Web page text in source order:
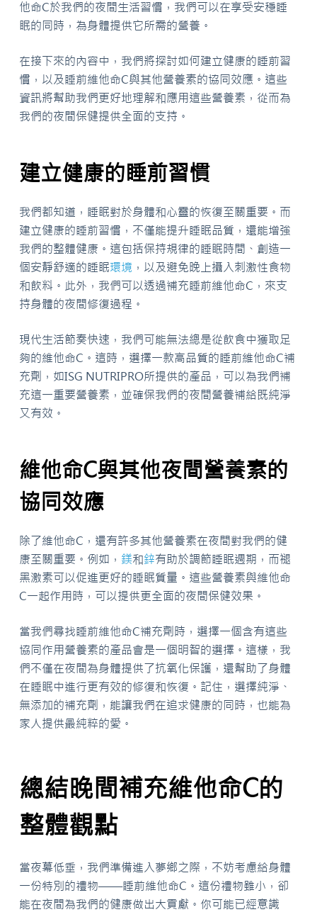
他命C於我們的夜間生活習慣，我們可以在享受安穩睡
眠的同時，為身體提供它所需的營養。
在接下來的內容中，我們將探討如何建立健康的睡前習
慣，以及睡前維他命C與其他營養素的協同效應。這些
資訊將幫助我們更好地理解和應用這些營養素，從而為
我們的夜間保健提供全面的支持。
建立健康的睡前習慣
我們都知道，睡眠對於身體和心靈的恢復至關重要。而
建立健康的睡前習慣，不僅能提升睡眠品質，還能增強
我們的整體健康。這包括保持規律的睡眠時間、創造一
個安靜舒適的睡眠環境 ，以及避免晚上攝入刺激性食物
和飲料。此外，我們可以透過補充睡前維他命C，來支
持身體的夜間修復過程。
現代生活節奏快速，我們可能無法總是從飲食中獲取足
夠的維他命C。這時，選擇一款高品質的睡前維他命C補
充劑，如ISG NUTRIPRO所提供的產品，可以為我們補
充這一重要營養素，並確保我們的夜間營養補給既純淨
又有效。
維他命C與其他夜間營養素的
協同效應
除了維他命C，還有許多其他營養素在夜間對我們的健
康至關重要。例如， 鎂和鋅有助於調節睡眠週期，而褪
黑激素可以促進更好的睡眠質量。這些營養素與維他命
C一起作用時，可以提供更全面的夜間保健效果。
當我們尋找睡前維他命C補充劑時，選擇一個含有這些
協同作用營養素的產品會是一個明智的選擇。這樣，我
們不僅在夜間為身體提供了抗氧化保護，還幫助了身體
在睡眠中進行更有效的修復和恢復。記住，選擇純淨、
無添加的補充劑，能讓我們在追求健康的同時，也能為
家人提供最純粹的愛。
總結晚間補充維他命C的
整體觀點
當夜幕低垂，我們準備進入夢鄉之際，不妨考慮給身體
一份特別的禮物——睡前維他命C。這份禮物雖小，卻
能在夜間為我們的健康做出大貢獻。你可能已經意識